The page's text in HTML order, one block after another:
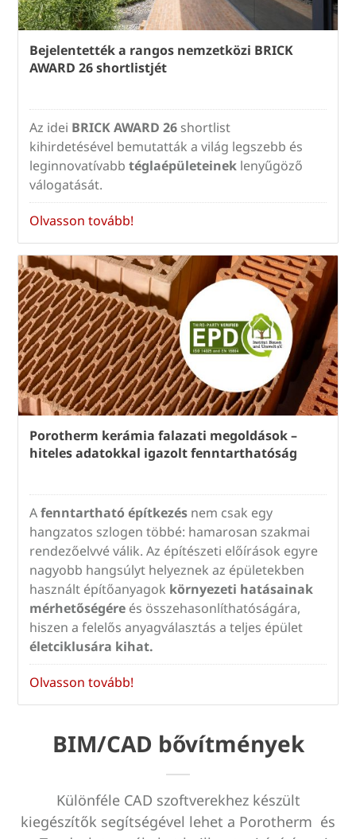
Bejelentették a rangos nemzetközi BRICK
AWARD 26 shortlistjét
Az idei BRICK AWARD 26 shortlist
kihirdetésével bemutatták a világ legszebb és
leginnovatívabb téglaépületeinek lenyűgöző
válogatását.
Olvasson tovább!
Porotherm kerámia falazati megoldások –
hiteles adatokkal igazolt fenntarthatóság
Afenntartható építkezés nem csak egy
hangzatos szlogen többé: hamarosan szakmai
rendezőelvvé válik. Az építészeti előírások egyre
nagyobb hangsúlyt helyeznek az épületekben
használt építőanyagok környezeti hatásainak
mérhetőségére és összehasonlíthatóságára,
hiszen a felelős anyagválasztás a teljes épület
életciklusára kihat.
Olvasson tovább!
BIM/CAD bővítmények
Különféle CAD szoftverekhez készült
kiegészítők segítségével lehet a Porotherm és